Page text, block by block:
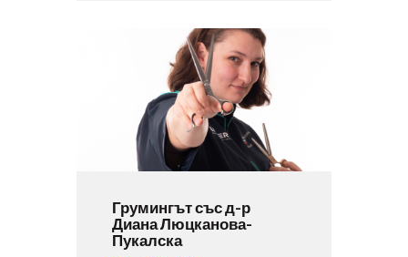
Грумингът със д-р
Диана Люцканова-
Пукалска